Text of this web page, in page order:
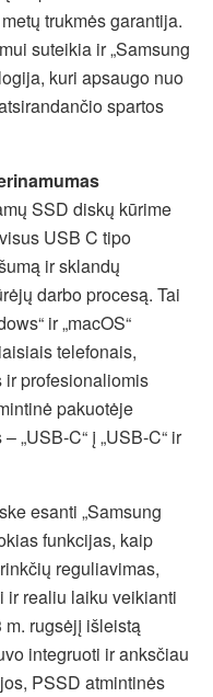
trukmės garantija.
suteikia ir „Samsung
kuri apsaugo nuo
spartos
SSD diskų kūrime
USB C tipo
ir sklandų
darbo procesą. Tai
ir „macOS“
telefonais,
profesionaliomis
pakuotėje
„USB-C“ į „USB-C“ ir
esanti „Samsung
funkcijas, kaip
reguliavimas,
ir realiu laiku veikianti
m. rugsėjį išleistą
integruoti ir anksčiau
PSSD atmintinės